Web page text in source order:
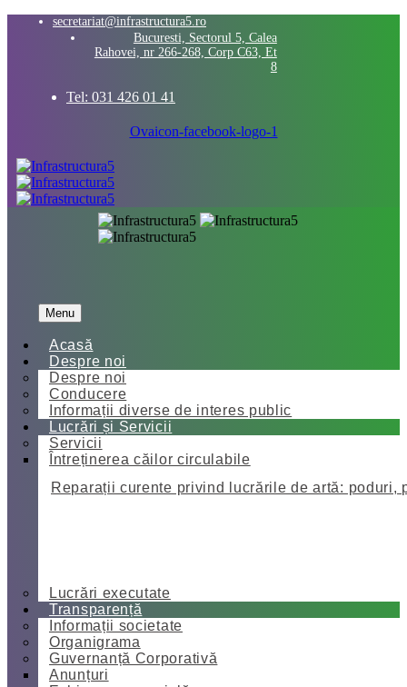
secretariat@infrastructura5.ro
Bucuresti, Sectorul 5, Calea
Rahovei, nr 266-268, Corp C63, Et
8
Tel: 031 426 01 41
Ovaicon-facebook-logo-1
Menu
Acasă
Despre noi
Despre noi
Conducere
Informații diverse de interes public
Lucrări și Servicii
Servicii
Întreținerea căilor circulabile
Reparații curente privind lucrările de artă: poduri,
Lucrări executate
Transparență
Informații societate
Organigrama
Guvernanță Corporativă
Anunțuri